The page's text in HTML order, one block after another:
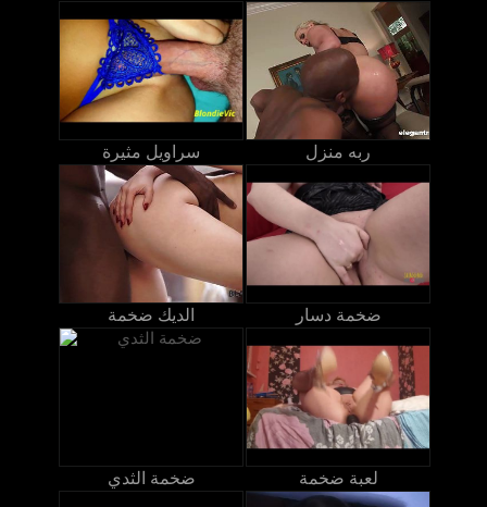
سراويل مثيرة ربه منزل
الديك ضخمة ضخمة دسار
ضخمة الثدي لعبة ضخمة